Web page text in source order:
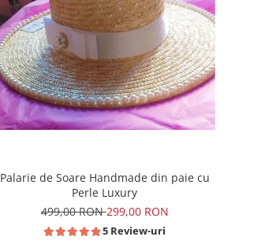
Palarie de Soare Handmade din paie cu
Perle Luxury
499,00 RON299,00 RON
5 Review-uri